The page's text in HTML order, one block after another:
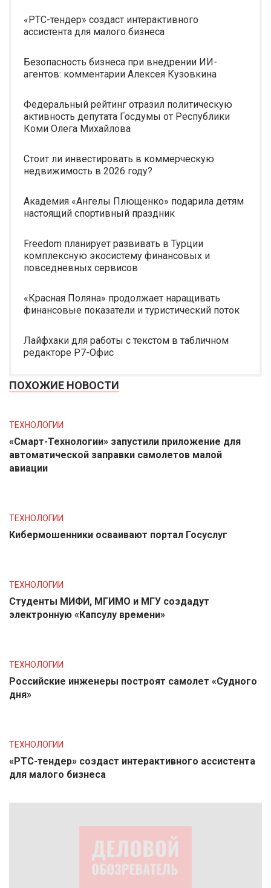
«РТС-тендер» создаст интерактивного
ассистента для малого бизнеса
Безопасность бизнеса при внедрении ИИ-
агентов: комментарии Алексея Кузовкина
Федеральный рейтинг отразил политическую
активность депутата Госдумы от Республики
Коми Олега Михайлова
Стоит ли инвестировать в коммерческую
недвижимость в 2026 году?
Академия «Ангелы Плющенко» подарила детям
настоящий спортивный праздник
Freedom планирует развивать в Турции
комплексную экосистему финансовых и
повседневных сервисов
«Красная Поляна» продолжает наращивать
финансовые показатели и туристический поток
Лайфхаки для работы с текстом в табличном
редакторе Р7-Офис
ПОХОЖИЕ НОВОСТИ
ТЕХНОЛОГИИ
«Смарт-Технологии» запустили приложение для
автоматической заправки самолетов малой
авиации
ТЕХНОЛОГИИ
Кибермошенники осваивают портал Госуслуг
ТЕХНОЛОГИИ
Студенты МИФИ, МГИМО и МГУ создадут
электронную «Капсулу времени»
ТЕХНОЛОГИИ
Российские инженеры построят самолет «Судного
дня»
ТЕХНОЛОГИИ
«РТС-тендер» создаст интерактивного ассистента
для малого бизнеса